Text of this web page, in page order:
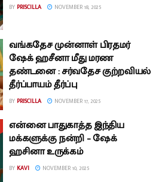
BY PRISCILLA NOVEMBER 18, 2025
வங்கதேச முன்னாள் பிரதமர்
ஷேக் ஹசீனா மீது மரண
தண்டனை : சர்வதேச குற்றவியல்
தீர்ப்பாயம் தீர்ப்பு
BY PRISCILLA NOVEMBER 17, 2025
என்னை பாதுகாத்த இந்திய
மக்களுக்கு நன்றி – ஷேக்
ஹசினா உருக்கம்
BY KAVI NOVEMBER 10, 2025